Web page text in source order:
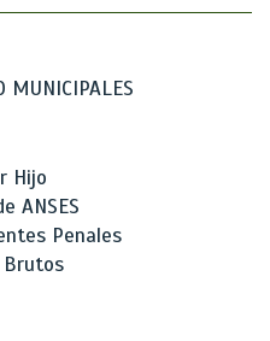
MUNICIPALES
Hijo
ANSES
Penales
Brutos